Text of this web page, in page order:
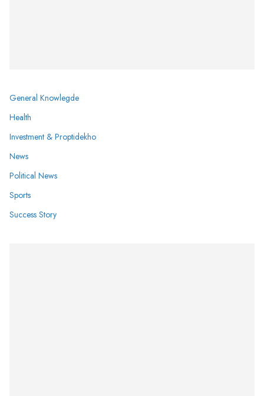
General Knowlegde
Health
Investment & Proptidekho
News
Political News
Sports
Success Story